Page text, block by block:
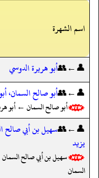
اسم الشهرة
👤←👥أبو هريرة الدوسي
👤←👥أبو صالح السمان،
أبو صالح السمان ← أبو
👤←👥سهيل بن أبي صالح
يزيد
سهيل بن أبي صالح
السمان